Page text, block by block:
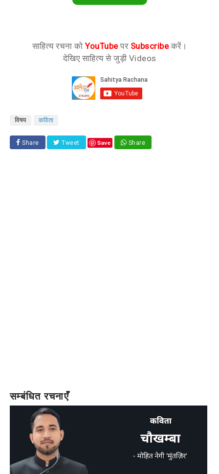
साहित्य रचना कोYouTubeपर Subscribeकरें।
देखिए साहित्य से जुड़ी Videos
विषय कविता
Share Tweet Save Share
सम्बंधित रचनाएँ